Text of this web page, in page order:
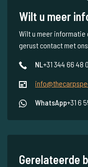
Wilt u meer
Wilt u meer
gerust contact met
NL+31 344 66 48
WhatsApp+31 6
Gerelateerde